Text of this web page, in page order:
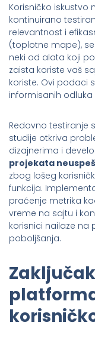
Korisničko iskustvo
kontinuirano
relevantnost i
(toplotne mape),
neki od alata koji
zaista koriste vaš
koriste. Ovi podaci
informisanih
Redovno testiranje
studije otkriva
dizajnerima i
projekata
zbog lošeg
funkcija.
praćenje metrika
vreme na sajtu i
korisnici nailaze na
poboljšanja.